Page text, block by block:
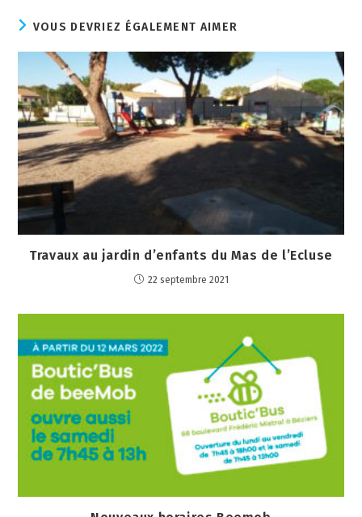
VOUS DEVRIEZ ÉGALEMENT AIMER
Travaux au jardin d’enfants du Mas de l’Ecluse
22 septembre 2021